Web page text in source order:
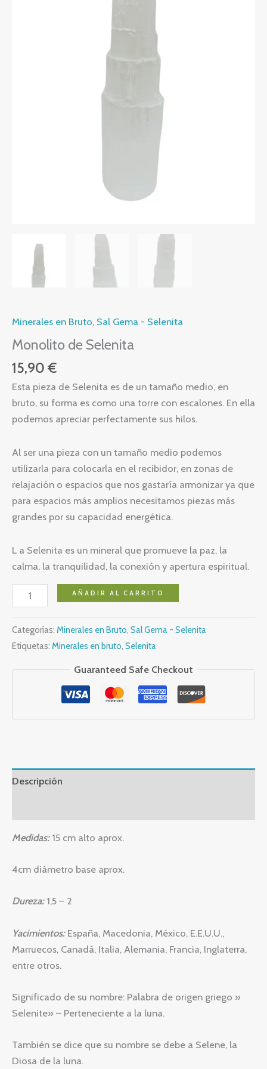
Minerales en Bruto, Sal Gema - Selenita
Monolito de Selenita
15,90 €
Esta pieza de Selenita es de un tamaño medio, en
bruto, su forma es como una torre con escalones. En ella
podemos apreciar perfectamente sus hilos.
Al ser una pieza con un tamaño medio podemos
utilizarla para colocarla en el recibidor, en zonas de
relajación o espacios que nos gastaría armonizar ya que
para espacios más amplios necesitamos piezas más
grandes por su capacidad energética.
L a Selenita es un mineral que promueve la paz, la
calma, la tranquilidad, la conexión y apertura espiritual.
Monolito
de
Selenita
cantidad
AÑADIR AL CARRITO
Categorías: Minerales en Bruto, Sal Gema - Selenita
Etiquetas: Minerales en bruto, Selenita
Guaranteed Safe Checkout
Descripción
Medidas: 15 cm alto aprox.
4cm diámetro base aprox.
Dureza: 1,5 – 2
Yacimientos:España, Macedonia, México, E.E.U.U.,
Marruecos, Canadá, Italia, Alemania, Francia, Inglaterra,
entre otros.
Significado de su nombre: Palabra de origen griego »
Selenite» – Perteneciente a la luna.
También se dice que su nombre se debe a Selene, la
Diosa de la luna.